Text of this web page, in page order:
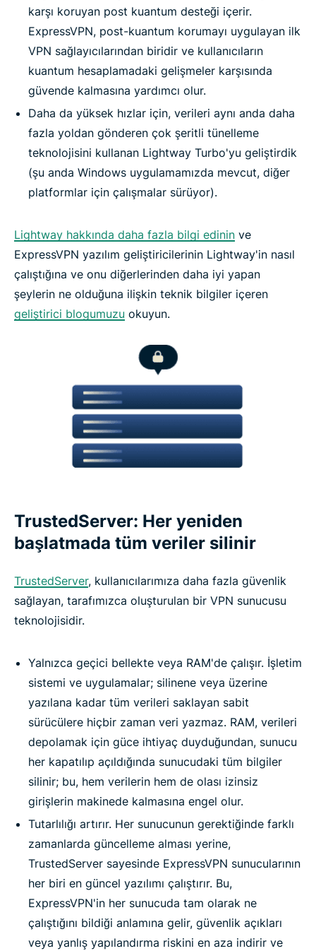
karşı koruyan post kuantum desteği içerir.
ExpressVPN, post-kuantum korumayı uygulayan ilk
VPN sağlayıcılarından biridir ve kullanıcıların
kuantum hesaplamadaki gelişmeler karşısında
güvende kalmasına yardımcı olur.
Daha da yüksek hızlar için, verileri aynı anda daha
fazla yoldan gönderen çok şeritli tünelleme
teknolojisini kullanan Lightway Turbo'yu geliştirdik
(şu anda Windows uygulamamızda mevcut, diğer
platformlar için çalışmalar sürüyor).
Lightway hakkında daha fazla bilgi edinin ve
ExpressVPN yazılım geliştiricilerinin Lightway'in nasıl
çalıştığına ve onu diğerlerinden daha iyi yapan
şeylerin ne olduğuna ilişkin teknik bilgiler içeren
geliştirici blogumuzu okuyun.
TrustedServer: Her yeniden
başlatmada tüm veriler silinir
TrustedServer, kullanıcılarımıza daha fazla güvenlik
sağlayan, tarafımızca oluşturulan bir VPN sunucusu
teknolojisidir.
Yalnızca geçici bellekte veya RAM'de çalışır. İşletim
sistemi ve uygulamalar; silinene veya üzerine
yazılana kadar tüm verileri saklayan sabit
sürücülere hiçbir zaman veri yazmaz. RAM, verileri
depolamak için güce ihtiyaç duyduğundan, sunucu
her kapatılıp açıldığında sunucudaki tüm bilgiler
silinir; bu, hem verilerin hem de olası izinsiz
girişlerin makinede kalmasına engel olur.
Tutarlılığı artırır. Her sunucunun gerektiğinde farklı
zamanlarda güncelleme alması yerine,
TrustedServer sayesinde ExpressVPN sunucularının
her biri en güncel yazılımı çalıştırır. Bu,
ExpressVPN'in her sunucuda tam olarak ne
çalıştığını bildiği anlamına gelir, güvenlik açıkları
veya yanlış yapılandırma riskini en aza indirir ve